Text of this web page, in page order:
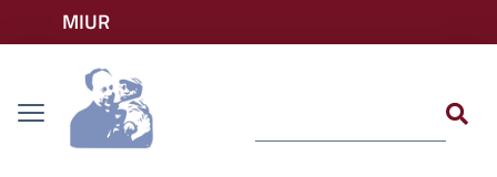
Vai ai contenuti
Vai al menu di navigazione
Vai al footer
MIUR